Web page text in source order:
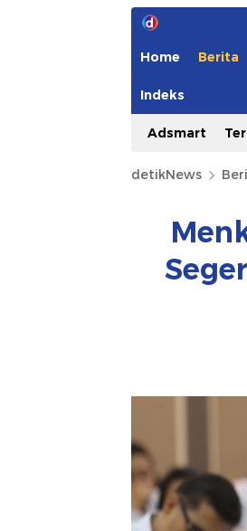
Home Berita
Indeks
Adsmart
detikNews